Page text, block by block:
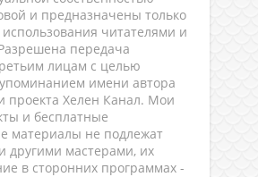
и предназначены только
читателями и
передача
лицам с целью
имени автора
проекта Хелен Канал. Мои
и бесплатные
материалы не подлежат
другими мастерами, их
в сторонних программах -